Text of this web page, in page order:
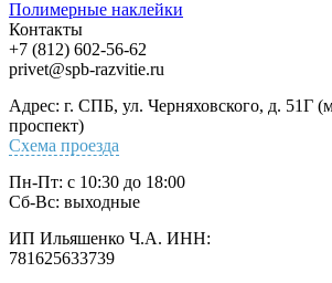
Полимерные наклейки
Контакты
+7 (812) 602-56-62
privet@spb-razvitie.ru
Адрес: г. СПБ, ул. Черняховского, д. 51Г
проспект)
Схема проезда
Пн-Пт: с 10:30 до 18:00
Cб-Вс: выходные
ИП Ильяшенко Ч.А. ИНН:
781625633739